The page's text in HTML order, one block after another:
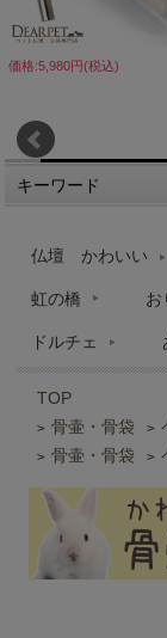
価格:5,980円(税込)
キーワード
仏壇 かわいい
虹の橋 お
ドルチェ
TOP
> 骨壷・骨袋 >
> 骨壷・骨袋 >